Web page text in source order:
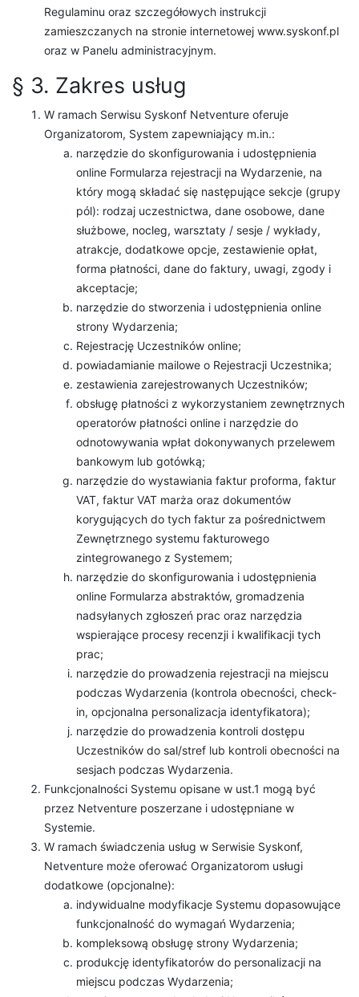
Regulaminu oraz szczegółowych instrukcji
zamieszczanych na stronie internetowej www.syskonf.pl
oraz w Panelu administracyjnym.
§ 3. Zakres usług
W ramach Serwisu Syskonf Netventure oferuje
Organizatorom, System zapewniający m.in.:
narzędzie do skonfigurowania i udostępnienia
online Formularza rejestracji na Wydarzenie, na
który mogą składać się następujące sekcje (grupy
pól): rodzaj uczestnictwa, dane osobowe, dane
służbowe, nocleg, warsztaty / sesje / wykłady,
atrakcje, dodatkowe opcje, zestawienie opłat,
forma płatności, dane do faktury, uwagi, zgody i
akceptacje;
narzędzie do stworzenia i udostępnienia online
strony Wydarzenia;
Rejestrację Uczestników online;
powiadamianie mailowe o Rejestracji Uczestnika;
zestawienia zarejestrowanych Uczestników;
obsługę płatności z wykorzystaniem zewnętrznych
operatorów płatności online i narzędzie do
odnotowywania wpłat dokonywanych przelewem
bankowym lub gotówką;
narzędzie do wystawiania faktur proforma, faktur
VAT, faktur VAT marża oraz dokumentów
korygujących do tych faktur za pośrednictwem
Zewnętrznego systemu fakturowego
zintegrowanego z Systemem;
narzędzie do skonfigurowania i udostępnienia
online Formularza abstraktów, gromadzenia
nadsyłanych zgłoszeń prac oraz narzędzia
wspierające procesy recenzji i kwalifikacji tych
prac;
narzędzie do prowadzenia rejestracji na miejscu
podczas Wydarzenia (kontrola obecności, check-
in, opcjonalna personalizacja identyfikatora);
narzędzie do prowadzenia kontroli dostępu
Uczestników do sal/stref lub kontroli obecności na
sesjach podczas Wydarzenia.
Funkcjonalności Systemu opisane w ust.1 mogą być
przez Netventure poszerzane i udostępniane w
Systemie.
W ramach świadczenia usług w Serwisie Syskonf,
Netventure może oferować Organizatorom usługi
dodatkowe (opcjonalne):
indywidualne modyfikacje Systemu dopasowujące
funkcjonalność do wymagań Wydarzenia;
kompleksową obsługę strony Wydarzenia;
produkcję identyfikatorów do personalizacji na
miejscu podczas Wydarzenia;